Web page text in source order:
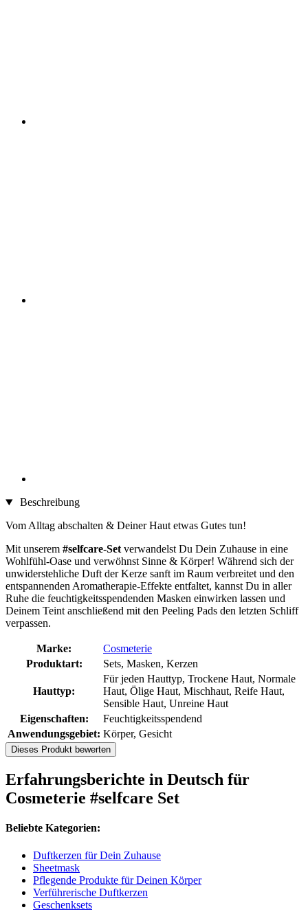
Beschreibung
Vom Alltag abschalten & Deiner Haut etwas Gutes tun!
Mit unserem #selfcare-Set verwandelst Du Dein Zuhause in eine
Wohlfühl-Oase und verwöhnst Sinne & Körper! Während sich der
unwiderstehliche Duft der Kerze sanft im Raum verbreitet und den
entspannenden Aromatherapie-Effekte entfaltet, kannst Du in aller
Ruhe die feuchtigkeitsspendenden Masken einwirken lassen und
Deinem Teint anschließend mit den Peeling Pads den letzten Schliff
verpassen.
Marke:
Cosmeterie
Produktart:
Sets, Masken, Kerzen
Hauttyp:
Für jeden Hauttyp, Trockene Haut, Normale
Haut, Ölige Haut, Mischhaut, Reife Haut,
Sensible Haut, Unreine Haut
Eigenschaften:
Feuchtigkeitsspendend
Anwendungsgebiet: Körper, Gesicht
Dieses Produkt bewerten
Erfahrungsberichte in Deutsch für
Cosmeterie #selfcare Set
Beliebte Kategorien:
Duftkerzen für Dein Zuhause
Sheetmask
Pflegende Produkte für Deinen Körper
Verführerische Duftkerzen
Geschenksets